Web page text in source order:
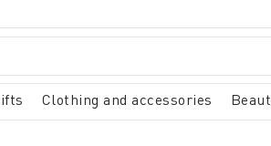
Clothing and accessories